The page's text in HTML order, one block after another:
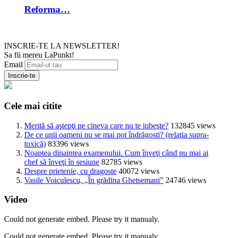
Reforma…
INSCRIE-TE LA NEWSLETTER!
Sa fii mereu LaPunkt!
Email
Cele mai citite
Merită să aştepţi pe cineva care nu te iubeşte? 132845 views
De ce unii oameni nu se mai pot îndrăgosti? (relaţia supra-
toxică) 83396 views
Noaptea dinaintea examenului. Cum înveţi când nu mai ai
chef să înveţi în sesiune 82785 views
Despre prietenie, cu dragoste 40072 views
Vasile Voiculescu, „În grădina Ghetsemani” 24746 views
Video
Could not generate embed. Please try it manualy.